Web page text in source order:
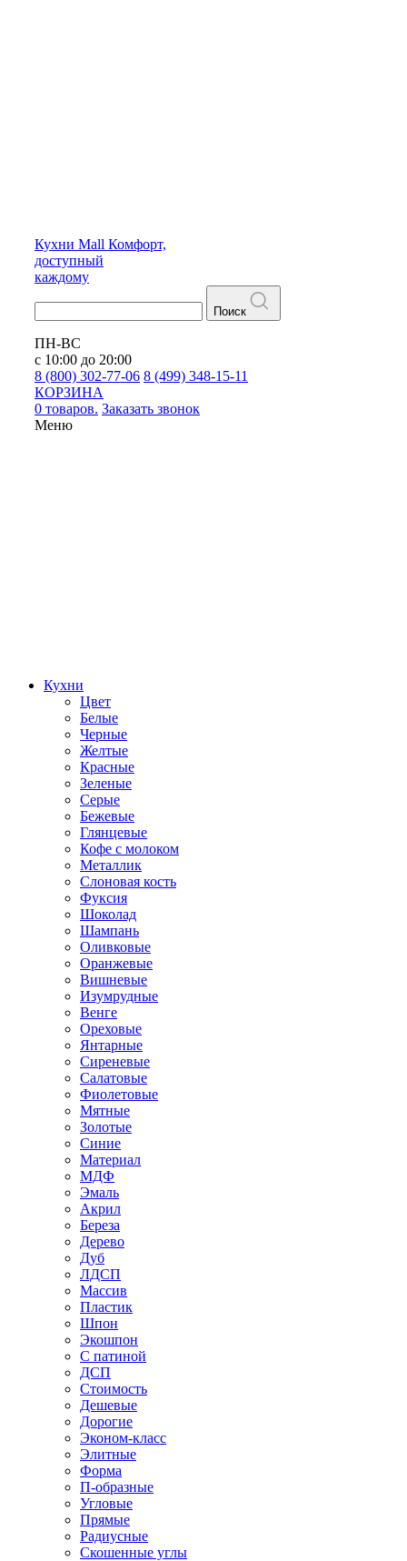
Кухни Mall Комфорт,
доступный
каждому
Поиск
ПН-ВС
с 10:00 до 20:00
8 (800) 302-77-06 8 (499) 348-15-11
КОРЗИНА
0 товаров. Заказать звонок
Меню
Кухни
Цвет
Белые
Черные
Желтые
Красные
Зеленые
Серые
Бежевые
Глянцевые
Кофе с молоком
Металлик
Слоновая кость
Фуксия
Шоколад
Шампань
Оливковые
Оранжевые
Вишневые
Изумрудные
Венге
Ореховые
Янтарные
Сиреневые
Салатовые
Фиолетовые
Мятные
Золотые
Синие
Материал
МДФ
Эмаль
Акрил
Береза
Дерево
Дуб
ЛДСП
Массив
Пластик
Шпон
Экошпон
С патиной
ДСП
Стоимость
Дешевые
Дорогие
Эконом-класс
Элитные
Форма
П-образные
Угловые
Прямые
Радиусные
Скошенные углы